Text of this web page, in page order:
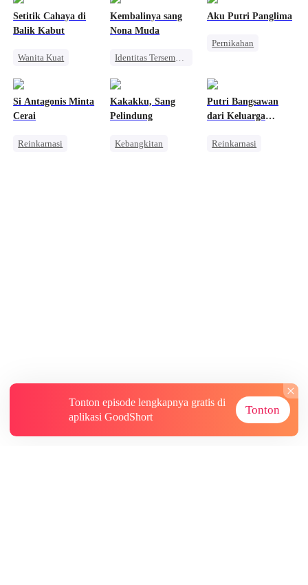
Setitik Cahaya di
Balik Kabut
Wanita Kuat
Perceraian
Kembalinya sang
Nona Muda
Identitas Tersembunyi
Pengkhianatan
Aku Putri Panglima
Pernikahan
Pewaris Wanita
Pengkhianatan
Si Antagonis Minta
Cerai
Reinkarnasi
Kakakku, Sang
Pelindung
Kebangkitan
Putri Bangsawan
dari Keluarga
Reinkarnasi
Tonton episode lengkapnya gratis di
aplikasi GoodShort
Tonton